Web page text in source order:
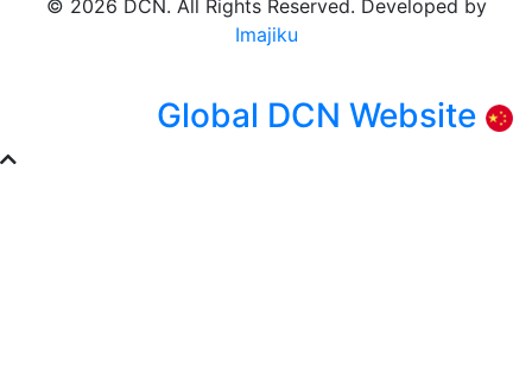
© 2026 DCN. All Rights Reserved. Developed by
Imajiku
Global DCN Website